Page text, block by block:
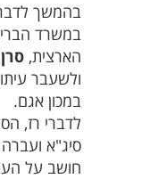
בהמשך
במשרד
הארצית,
ולשעבר
במכון אגם.
לדברי רז,
סיג"א
חושב על